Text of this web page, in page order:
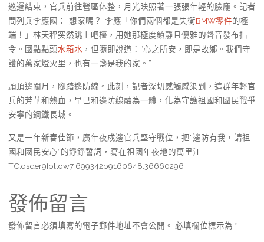
巡邏結束，官兵前往營區休整，月光映照著一張張年輕的臉龐。記者
問列兵李應國：“想家嗎？”李應「你們兩個都是失衡BMW零件的極
端！」林天秤突然跳上吧檯，用她那極度鎮靜且優雅的聲音發布指
令。國點點頭水箱水 ，但隨即說道：“心之所安，即是故鄉。我們守
護的萬家燈火里，也有一盞是我的家。”
頭頂邊關月，腳踏邊防線。此刻，記者深切感觸感染到，這群年輕官
兵的芳華和熱血，早已和邊防線融為一體，化為守護祖國和國民戰爭
安寧的鋼鐵長城。
又是一年新春佳節，廣年夜戍邊官兵堅守戰位，把“邊防有我，請祖
國和國民安心”的錚錚誓詞，寫在祖國年夜地的萬里江
TC:osder9follow7 699342b9160648.36660296
發佈留言
發佈留言必須填寫的電子郵件地址不會公開。 必填欄位標示為 *